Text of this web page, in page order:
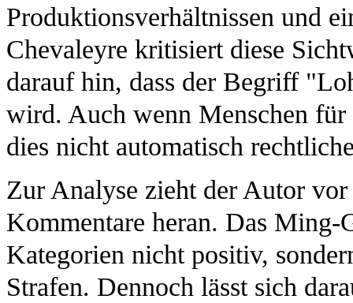
Produktionsverhältnissen und
Chevaleyre kritisiert diese
darauf hin, dass der Begriff
wird. Auch wenn Menschen
dies nicht automatisch
Zur Analyse zieht der Autor
Kommentare heran. Das Ming-
Kategorien nicht positiv,
Strafen. Dennoch lässt sich